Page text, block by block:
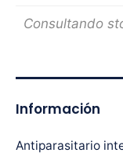
Consultando
Información
Antiparasitario